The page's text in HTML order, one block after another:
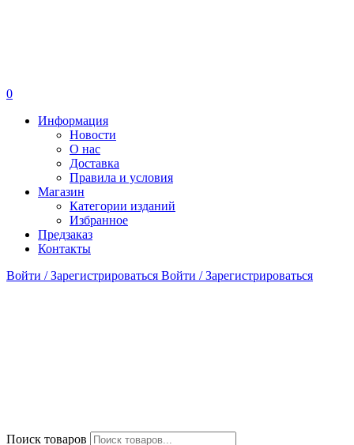
0
Информация
Новости
О нас
Доставка
Правила и условия
Магазин
Категории изданий
Избранное
Предзаказ
Контакты
Войти / Зарегистрироваться Войти / Зарегистрироваться
Поиск товаров